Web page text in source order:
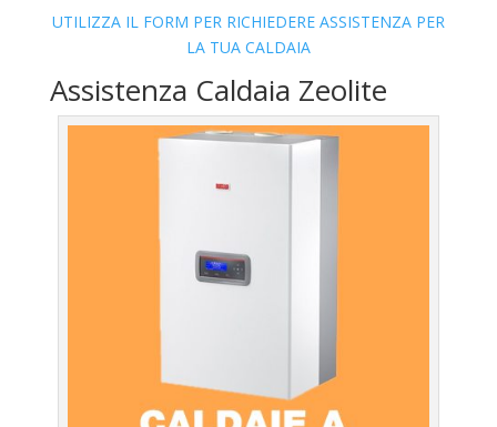
UTILIZZA IL FORM PER RICHIEDERE ASSISTENZA PER
LA TUA CALDAIA
Assistenza Caldaia Zeolite